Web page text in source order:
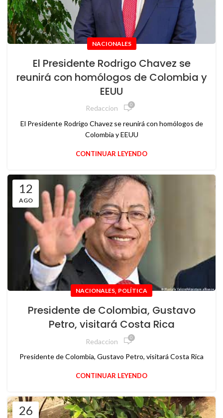
NACIONALES
El Presidente Rodrigo Chavez se
reunirá con homólogos de Colombia y
EEUU
Redaccion 0
El Presidente Rodrigo Chavez se reunirá con homólogos de
Colombia y EEUU
CONTINUAR LEYENDO
12
AGO
NACIONALES, POLÍTICA
Presidente de Colombia, Gustavo
Petro, visitará Costa Rica
Redaccion 0
Presidente de Colombia, Gustavo Petro, visitará Costa Rica
CONTINUAR LEYENDO
26